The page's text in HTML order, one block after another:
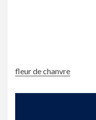
fleur de chanvre